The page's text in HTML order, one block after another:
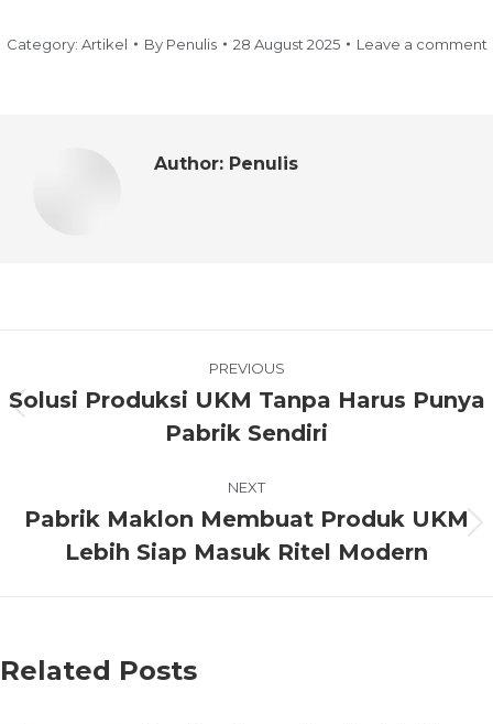
Category: Artikel By Penulis 28 August 2025 Leave a comment
Author: Penulis
PREVIOUS
Solusi Produksi UKM Tanpa Harus Punya
Pabrik Sendiri
NEXT
Pabrik Maklon Membuat Produk UKM
Lebih Siap Masuk Ritel Modern
Related Posts